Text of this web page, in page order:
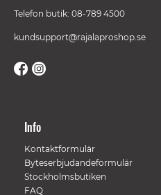
Telefon butik: 08-789 4500
kundsupport@rajalaproshop.se
Info
Kontaktformulär
Byteserbjudandeformulär
Stockholmsbutiken
FAQ